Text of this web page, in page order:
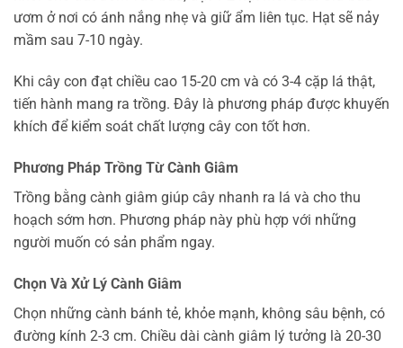
ươm ở nơi có ánh nắng nhẹ và giữ ẩm liên tục. Hạt sẽ nảy
mầm sau 7-10 ngày.
Khi cây con đạt chiều cao 15-20 cm và có 3-4 cặp lá thật,
tiến hành mang ra trồng. Đây là phương pháp được khuyến
khích để kiểm soát chất lượng cây con tốt hơn.
Phương Pháp Trồng Từ Cành Giâm
Trồng bằng cành giâm giúp cây nhanh ra lá và cho thu
hoạch sớm hơn. Phương pháp này phù hợp với những
người muốn có sản phẩm ngay.
Chọn Và Xử Lý Cành Giâm
Chọn những cành bánh tẻ, khỏe mạnh, không sâu bệnh, có
đường kính 2-3 cm. Chiều dài cành giâm lý tưởng là 20-30